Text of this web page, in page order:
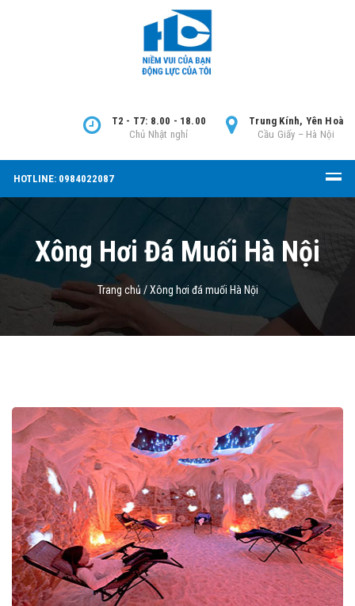
Trung Kính, Yên Hoà
Cầu Giấy – Hà Nội
T2 - T7: 8.00 - 18.00
Chủ Nhật nghỉ
HOTLINE: 0984022087
Xông Hơi Đá Muối Hà Nội
Trang chủ /Xông hơi đá muối Hà Nội